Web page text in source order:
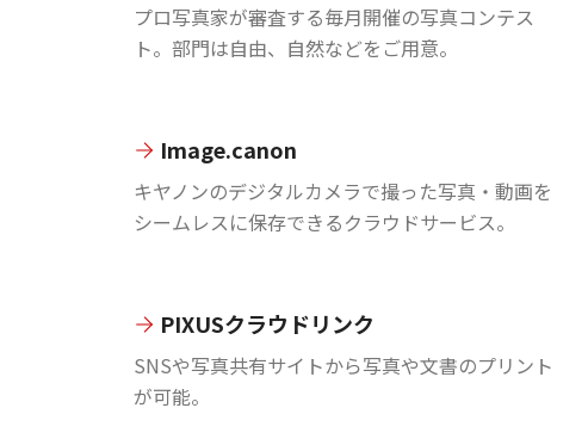
プロ写真家が審査する毎月開催の写真コンテス
ト。部門は自由、自然などをご用意。
Image.canon
キヤノンのデジタルカメラで撮った写真・動画を
シームレスに保存できるクラウドサービス。
PIXUSクラウドリンク
SNSや写真共有サイトから写真や文書のプリント
が可能。